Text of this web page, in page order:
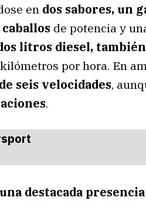
en dos sabores, un
de potencia y
litros diesel,
por hora. En
seis velocidades,
.
destacada presencia